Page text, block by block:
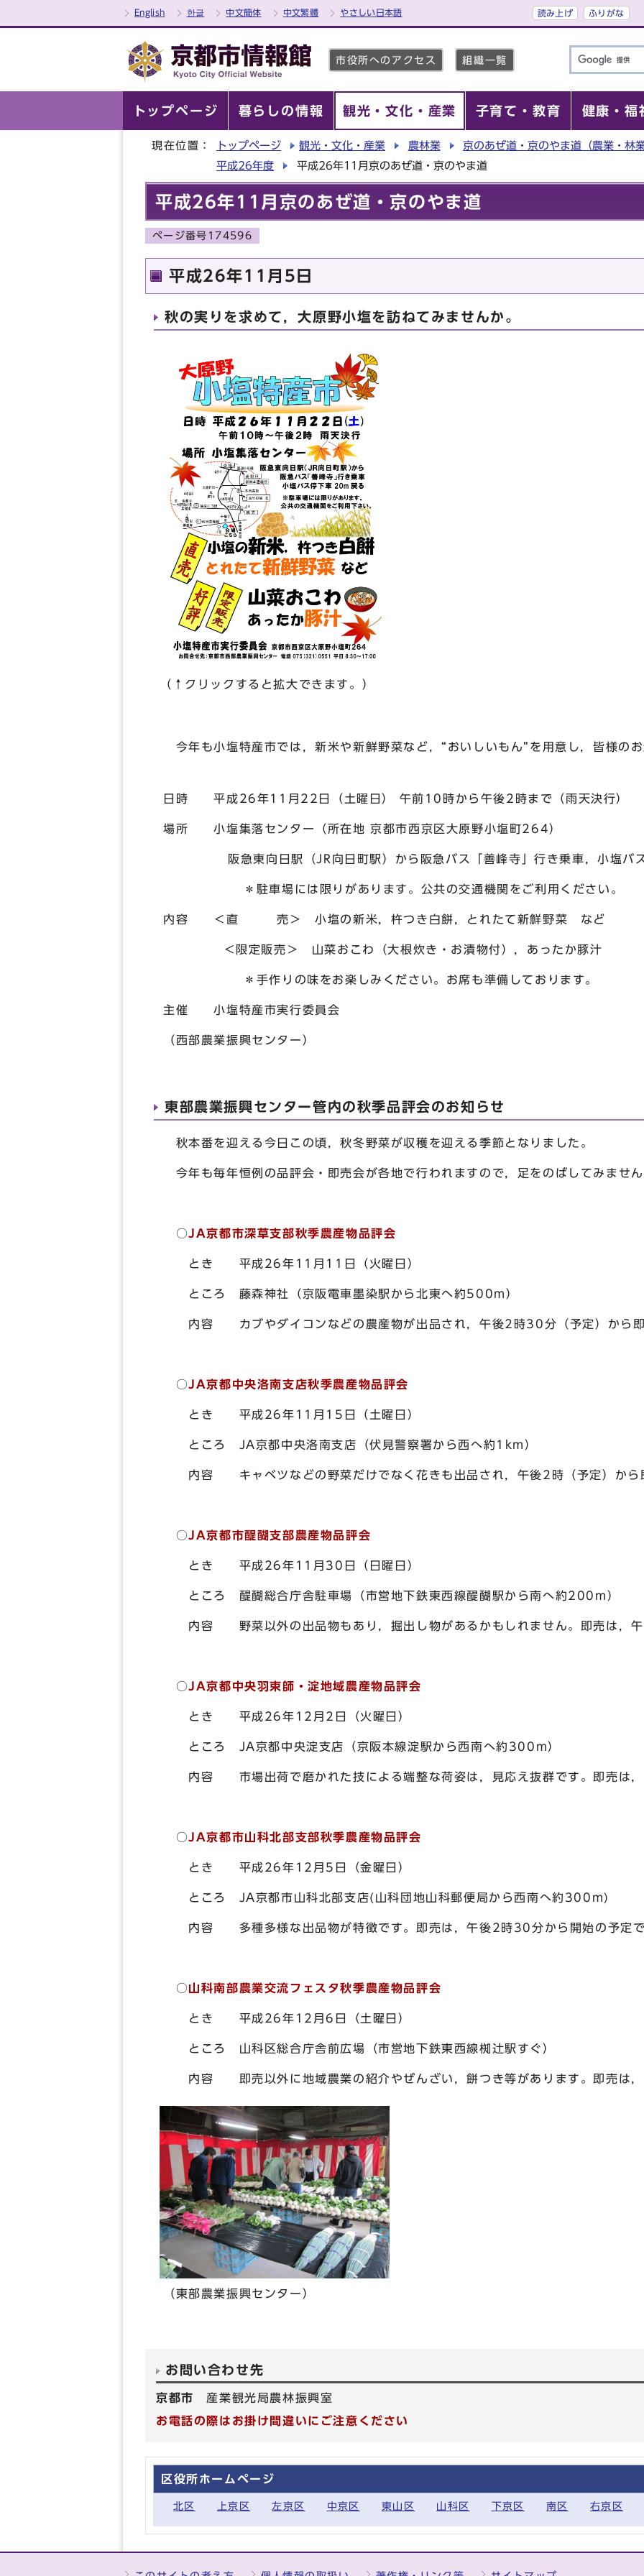
English 한글 中文簡体 中文繁體 やさしい日本語 読み上げ ふりがな
市役所へのアクセス 組織一覧
トップページ 暮らしの情報 観光・文化・産業 子育て・教育 健康・福
現在位置： トップページ 観光・文化・産業 農林業
京のあぜ道・京のやま道（農業・林
平成26年度
平成26年11月京のあぜ道・京のやま道
平成26年11月京のあぜ道・京のやま道
ページ番号174596
平成26年11月5日
秋の実りを求めて，大原野小塩を訪ねてみませんか。
（↑クリックすると拡大できます。）
今年も小塩特産市では，新米や新鮮野菜など，“おいしいもん”を用意し，皆様の
日時 平成26年11月22日（土曜日） 午前10時から午後2時まで（雨天決行）
場所 小塩集落センター（所在地 京都市西京区大原野小塩町264）
阪急東向日駅（JR向日町駅）から阪急バス「善峰寺」行き乗車，小塩バス
＊駐車場には限りがあります。公共の交通機関をご利用ください。
内容 ＜直 売＞ 小塩の新米，杵つき白餅，とれたて新鮮野菜 など
＜限定販売＞ 山菜おこわ（大根炊き・お漬物付），あったか豚汁
＊手作りの味をお楽しみください。お席も準備しております。
主催 小塩特産市実行委員会
（西部農業振興センター）
東部農業振興センター管内の秋季品評会のお知らせ
秋本番を迎える今日この頃，秋冬野菜が収穫を迎える季節となりました。
今年も毎年恒例の品評会・即売会が各地で行われますので，足をのばしてみませ
○JA京都市深草支部秋季農産物品評会
とき 平成26年11月11日（火曜日）
ところ 藤森神社（京阪電車墨染駅から北東へ約500m）
内容 カブやダイコンなどの農産物が出品され，午後2時30分（予定）から即
○J A京都中央洛南支店秋季農産物品評会
とき 平成26年11月15日（土曜日）
ところ JA京都中央洛南支店（伏見警察署から西へ約1km）
内容 キャベツなどの野菜だけでなく花きも出品され，午後2時（予定）から
○J A京都市醍醐支部農産物品評会
とき 平成26年11月30日（日曜日）
ところ 醍醐総合庁舎駐車場（市営地下鉄東西線醍醐駅から南へ約200m）
内容 野菜以外の出品物もあり，掘出し物があるかもしれません。即売は，午
○JA京都中央羽束師・淀地域農産物品評会
とき 平成26年12月2日（火曜日）
ところ JA京都中央淀支店（京阪本線淀駅から西南へ約300m）
内容 市場出荷で磨かれた技による端整な荷姿は，見応え抜群です。即売は，
○JA京都市山科北部支部秋季農産物品評会
とき 平成26年12月5日（金曜日）
ところ JA京都市山科北部支店(山科団地山科郵便局から西南へ約300m)
内容 多種多様な出品物が特徴です。即売は，午後2時30分から開始の予定
○山科南部農業交流フェスタ秋季農産物品評会
とき 平成26年12月6日（土曜日）
ところ 山科区総合庁舎前広場（市営地下鉄東西線椥辻駅すぐ）
内容 即売以外に地域農業の紹介やぜんざい，餅つき等があります。即売は，
（東部農業振興センター）
お問い合わせ先
京都市 産業観光局農林振興室
お電話の際はお掛け間違いにご注意ください
区役所ホームページ
北区 上京区 左京区 中京区 東山区 山科区 下京区 南区 右京区